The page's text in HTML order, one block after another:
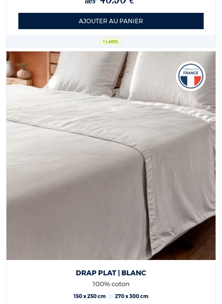
1 LABEL
AJOUTER AU PANIER
DRAP PLAT | BLANC
100% coton
150 x 250 cm 270 x 300 cm